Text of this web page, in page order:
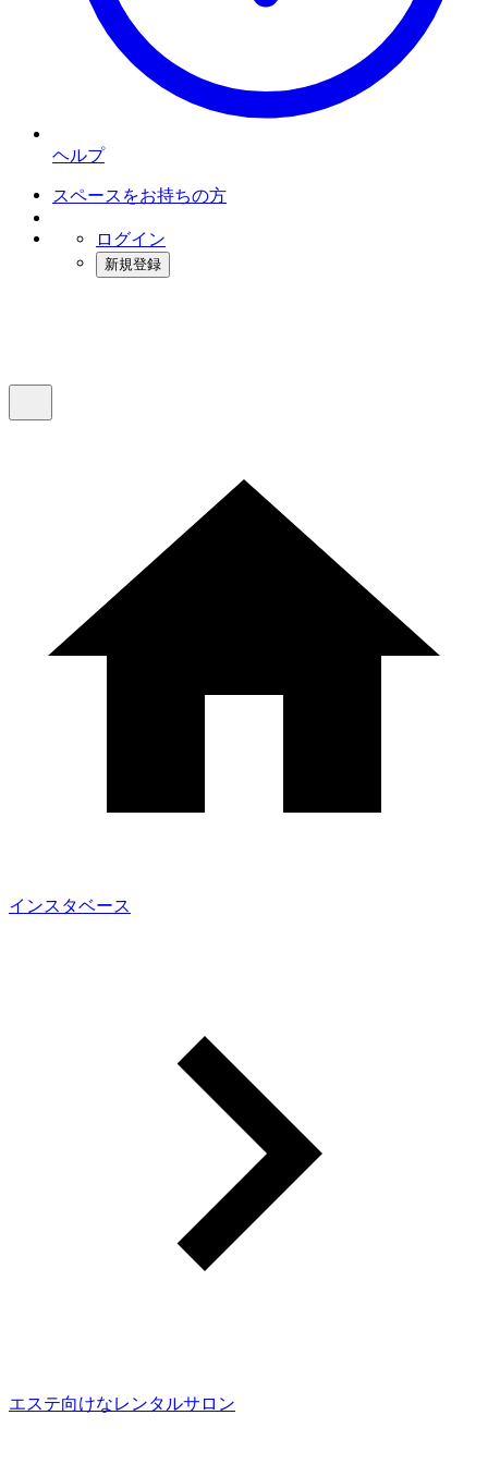
ヘルプ
スペースをお持ちの方
ログイン
新規登録
インスタベース
エステ向けなレンタルサロン